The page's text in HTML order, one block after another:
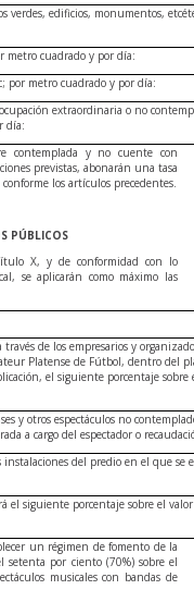
verdes, edificios, monumentos,
metro cuadrado y por día:
por metro cuadrado y por día:
extraordinaria o no
día:
contemplada y no cuente con
previstas, abonarán una tasa
los artículos precedentes.
PÚBLICOS
X, y de conformidad con lo
se aplicarán como máximo las
de los empresarios y
Platense de Fútbol, dentro del
el siguiente porcentaje sobre
y otros espectáculos no
a cargo del espectador o
instalaciones del predio en el que
el siguiente porcentaje sobre el
un régimen de fomento de la
por ciento (70%) sobre el
musicales con bandas de